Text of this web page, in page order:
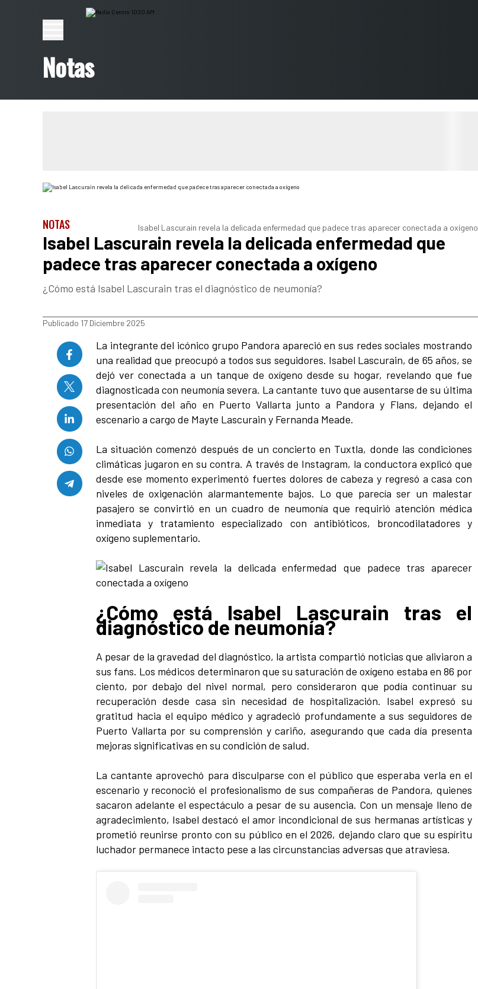
Notas
Isabel Lascurain revela la delicada enfermedad que padece tras aparecer conectada a oxígeno
NOTAS
Isabel Lascurain revela la delicada enfermedad que
padece tras aparecer conectada a oxígeno
¿Cómo está Isabel Lascurain tras el diagnóstico de neumonía?
Publicado 17 Diciembre 2025
La integrante del icónico grupo Pandora apareció en sus redes sociales mostrando
una realidad que preocupó a todos sus seguidores. Isabel Lascurain, de 65 años, se
dejó ver conectada a un tanque de oxígeno desde su hogar, revelando que fue
diagnosticada con neumonía severa. La cantante tuvo que ausentarse de su última
presentación del año en Puerto Vallarta junto a Pandora y Flans, dejando el
escenario a cargo de Mayte Lascurain y Fernanda Meade.
La situación comenzó después de un concierto en Tuxtla, donde las condiciones
climáticas jugaron en su contra. A través de Instagram, la conductora explicó que
desde ese momento experimentó fuertes dolores de cabeza y regresó a casa con
niveles de oxigenación alarmantemente bajos. Lo que parecía ser un malestar
pasajero se convirtió en un cuadro de neumonía que requirió atención médica
inmediata y tratamiento especializado con antibióticos, broncodilatadores y
oxígeno suplementario.
¿Cómo está Isabel Lascurain tras el
diagnóstico de neumonía?
A pesar de la gravedad del diagnóstico, la artista compartió noticias que aliviaron a
sus fans. Los médicos determinaron que su saturación de oxígeno estaba en 86 por
ciento, por debajo del nivel normal, pero consideraron que podía continuar su
recuperación desde casa sin necesidad de hospitalización. Isabel expresó su
gratitud hacia el equipo médico y agradeció profundamente a sus seguidores de
Puerto Vallarta por su comprensión y cariño, asegurando que cada día presenta
mejoras significativas en su condición de salud.
La cantante aprovechó para disculparse con el público que esperaba verla en el
escenario y reconoció el profesionalismo de sus compañeras de Pandora, quienes
sacaron adelante el espectáculo a pesar de su ausencia. Con un mensaje lleno de
agradecimiento, Isabel destacó el amor incondicional de sus hermanas artísticas y
prometió reunirse pronto con su público en el 2026, dejando claro que su espíritu
luchador permanece intacto pese a las circunstancias adversas que atraviesa.